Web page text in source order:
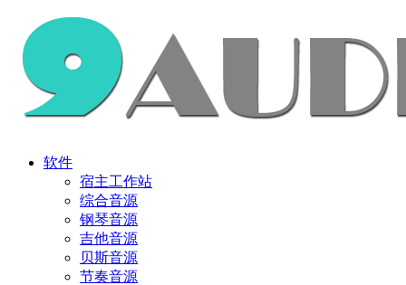
软件
宿主工作站
综合音源
钢琴音源
吉他音源
贝斯音源
节奏音源